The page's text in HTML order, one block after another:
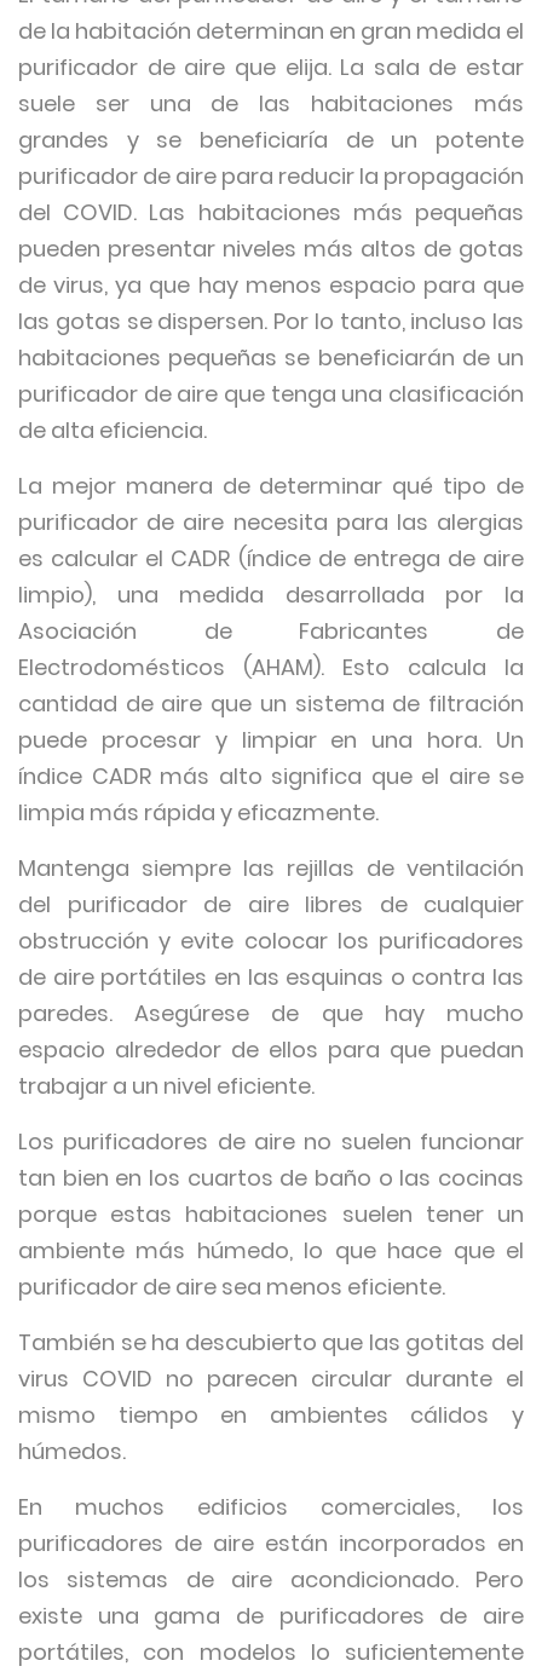
de la habitación determinan en gran medida el
purificador de aire que elija. La sala de estar
suele ser una de las habitaciones más
grandes y se beneficiaría de un potente
purificador de aire para reducir la propagación
del COVID. Las habitaciones más pequeñas
pueden presentar niveles más altos de gotas
de virus, ya que hay menos espacio para que
las gotas se dispersen. Por lo tanto, incluso las
habitaciones pequeñas se beneficiarán de un
purificador de aire que tenga una clasificación
de alta eficiencia.
La mejor manera de determinar qué tipo de
purificador de aire necesita para las alergias
es calcular el CADR (índice de entrega de aire
limpio), una medida desarrollada por la
Asociación de Fabricantes de
Electrodomésticos (AHAM). Esto calcula la
cantidad de aire que un sistema de filtración
puede procesar y limpiar en una hora. Un
índice CADR más alto significa que el aire se
limpia más rápida y eficazmente.
Mantenga siempre las rejillas de ventilación
del purificador de aire libres de cualquier
obstrucción y evite colocar los purificadores
de aire portátiles en las esquinas o contra las
paredes. Asegúrese de que hay mucho
espacio alrededor de ellos para que puedan
trabajar a un nivel eficiente.
Los purificadores de aire no suelen funcionar
tan bien en los cuartos de baño o las cocinas
porque estas habitaciones suelen tener un
ambiente más húmedo, lo que hace que el
purificador de aire sea menos eficiente.
También se ha descubierto que las gotitas del
virus COVID no parecen circular durante el
mismo tiempo en ambientes cálidos y
húmedos.
En muchos edificios comerciales, los
purificadores de aire están incorporados en
los sistemas de aire acondicionado. Pero
existe una gama de purificadores de aire
portátiles, con modelos lo suficientemente